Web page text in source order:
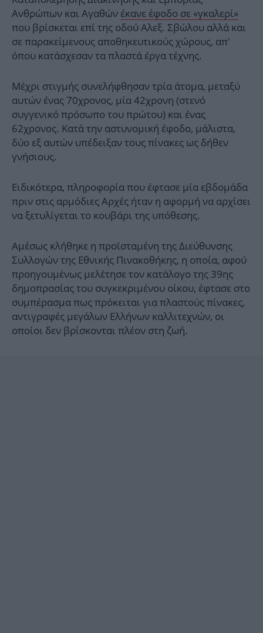
Ανθρώπων και Αγαθών έκανε έφοδο σε «γκαλερί»
που βρίσκεται επί της οδού Αλεξ. Σβώλου αλλά και
σε παρακείμενους αποθηκευτικούς χώρους, απ'
όπου κατάσχεσαν τα πλαστά έργα τέχνης.
Μέχρι στιγμής συνελήφθησαν τρία άτομα, μεταξύ
αυτών ένας 70χρονος, μία 42χρονη (στενό
συγγενικό πρόσωπο του πρώτου) και ένας
62χρονος. Κατά την αστυνομική έφοδο, μάλιστα,
δύο εξ αυτών υπέδειξαν τους πίνακες ως δήθεν
γνήσιους.
Ειδικότερα, πληροφορία που έφτασε μία εβδομάδα
πριν στις αρμόδιες Αρχές ήταν η αφορμή να αρχίσει
να ξετυλίγεται το κουβάρι της υπόθεσης.
Αμέσως κλήθηκε η προϊσταμένη της Διεύθυνσης
Συλλογών της Εθνικής Πινακοθήκης, η οποία, αφού
προηγουμένως μελέτησε τον κατάλογο της 39ης
δημοπρασίας του συγκεκριμένου οίκου, έφτασε στο
συμπέρασμα πως πρόκειται για πλαστούς πίνακες,
αντιγραφές μεγάλων Ελλήνων καλλιτεχνών, οι
οποίοι δεν βρίσκονται πλέον στη ζωή.